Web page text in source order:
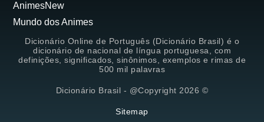
AnimesNew
Mundo dos Animes
Dicionário Online de Português (Dicionário Brasil) é o
dicionário de nacional de língua portuguesa, com
definições, significados, sinônimos, exemplos e rimas de
500 mil palavras
Dicionário Brasil - @Copyright 2026 ©
Sitemap